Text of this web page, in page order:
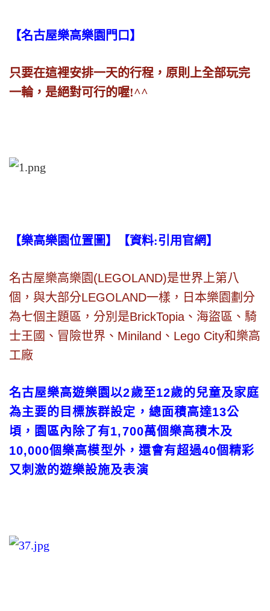
【名古屋樂高樂園門口】
只要在這裡安排一天的行程，原則上全部玩完
一輪，是絕對可行的喔!^^
【樂高樂園位置圖】【資料:引用官網】
名古屋樂高樂園(LEGOLAND)是世界上第八
個，與大部分LEGOLAND一樣，日本樂園劃分
為七個主題區，分別是BrickTopia、海盜區、騎
士王國、冒險世界、Miniland、Lego City和樂高
工廠
名古屋樂高遊樂園以2歲至12歲的兒童及家庭
為主要的目標族群設定，總面積高達13公
頃，園區內除了有1,700萬個樂高積木及
10,000個樂高模型外，還會有超過40個精彩
又刺激的遊樂設施及表演